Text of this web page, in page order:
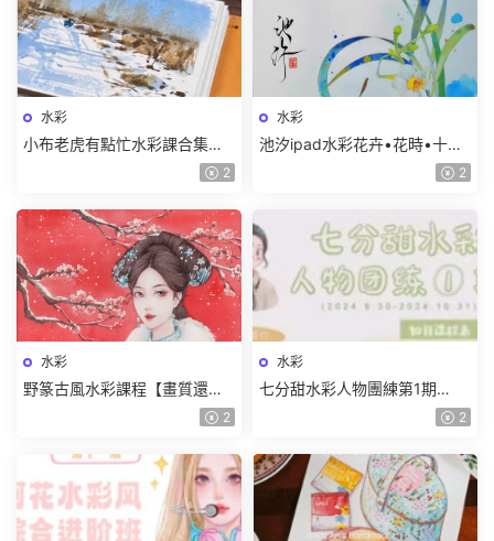
水彩
小布老虎有點忙水彩課合集
2
水彩
池汐ipad水彩花卉•花時•十二
月曆花【畫質還行隻有視頻】2
水彩
野篆古風水彩課程【畫質還行
2
水彩
七分甜水彩人物團練第1期
2024【畫質較差有筆刷和素 2